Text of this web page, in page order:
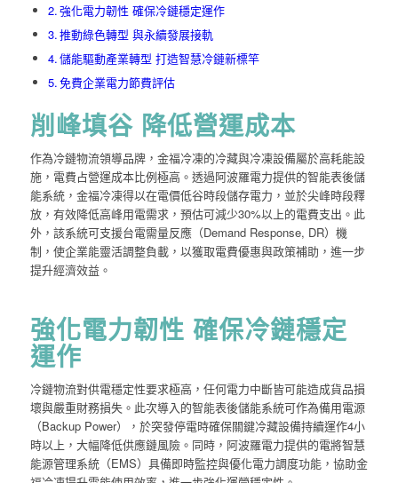
強化電力韌性 確保冷鏈穩定運作
推動綠色轉型 與永續發展接軌
儲能驅動產業轉型 打造智慧冷鏈新標竿
免費企業電力節費評估
削峰填谷 降低營運成本
作為冷鏈物流領導品牌，金福冷凍的冷藏與冷凍設備屬於高耗能設
施，電費占營運成本比例極高。透過阿波羅電力提供的智能表後儲
能系統，金福冷凍得以在電價低谷時段儲存電力，並於尖峰時段釋
放，有效降低高峰用電需求，預估可減少30%以上的電費支出。此
外，該系統可支援台電需量反應（Demand Response, DR）機
制，使企業能靈活調整負載，以獲取電費優惠與政策補助，進一步
提升經濟效益。
強化電力韌性 確保冷鏈穩定
運作
冷鏈物流對供電穩定性要求極高，任何電力中斷皆可能造成貨品損
壞與嚴重財務損失。此次導入的智能表後儲能系統可作為備用電源
（Backup Power），於突發停電時確保關鍵冷藏設備持續運作4小
時以上，大幅降低供應鏈風險。同時，阿波羅電力提供的電將智慧
能源管理系統（EMS）具備即時監控與優化電力調度功能，協助金